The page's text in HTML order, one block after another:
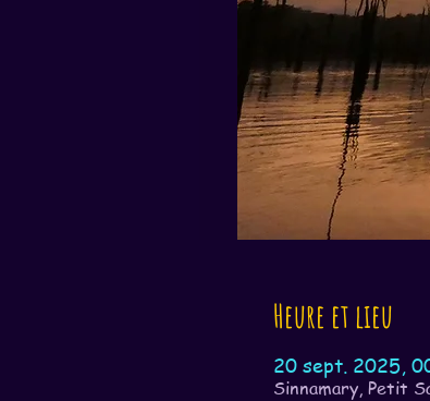
Heure et lieu
20 sept. 2025,
Sinnamary, Petit